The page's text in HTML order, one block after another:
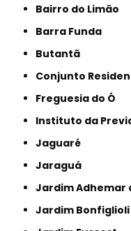
Bairro do Limão
Barra Funda
Butantã
Conjunto
Freguesia do Ó
Instituto da
Jaguaré
Jaraguá
Jardim Adhemar
Jardim Bonfiglioli